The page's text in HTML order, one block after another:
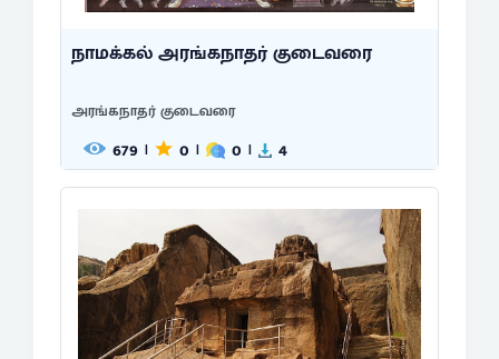
நாமக்கல் அரங்கநாதர் குடைவரை
அரங்கநாதர் குடைவரை
679 | 0 | 0 | 4